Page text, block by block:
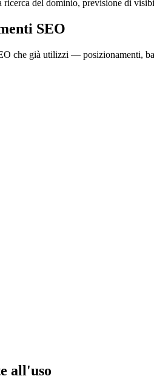
SEO
che già utilizzi — posizionamenti,
all'uso